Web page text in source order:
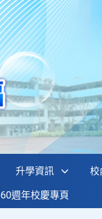
升學資訊 校
60週年校慶專頁